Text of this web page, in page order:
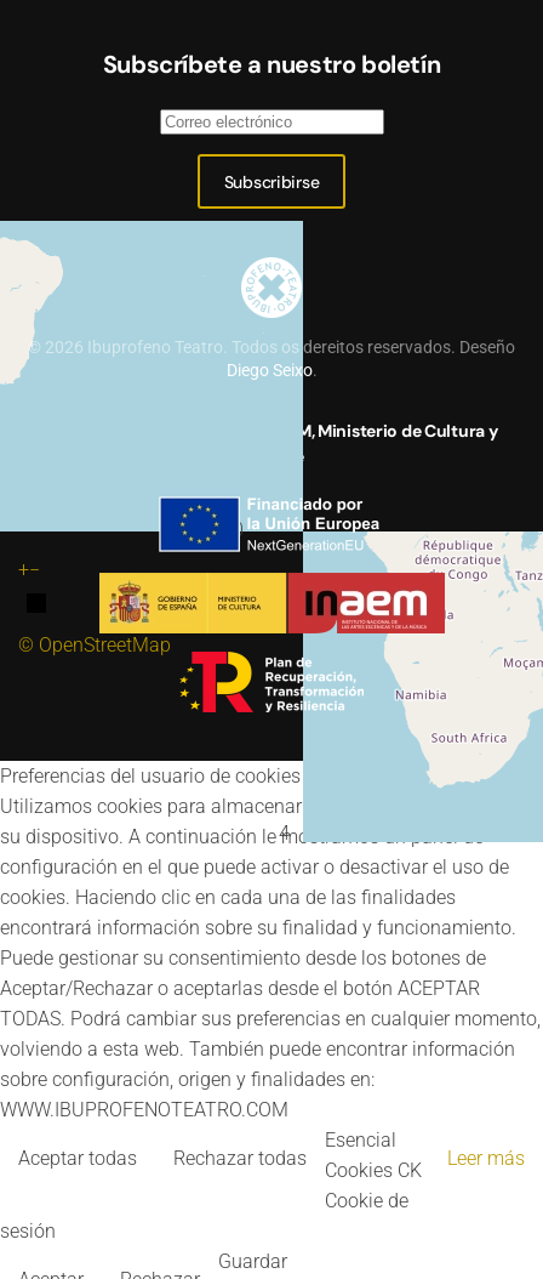
4
30
+−
© OpenStreetMap
Subscríbete a nuestro boletín
Subscribirse
© 2026 Ibuprofeno Teatro. Todos os dereitos reservados. Deseño
Diego Seixo.
Proyecto financiado por el INAEM, Ministerio de Cultura y
Deporte
Preferencias del usuario de cookies
Utilizamos cookies para almacenar y acceder a información en
su dispositivo. A continuación le mostramos un panel de
configuración en el que puede activar o desactivar el uso de
cookies. Haciendo clic en cada una de las finalidades
encontrará información sobre su finalidad y funcionamiento.
Puede gestionar su consentimiento desde los botones de
Aceptar/Rechazar o aceptarlas desde el botón ACEPTAR
TODAS. Podrá cambiar sus preferencias en cualquier momento,
volviendo a esta web. También puede encontrar información
sobre configuración, origen y finalidades en:
WWW.IBUPROFENOTEATRO.COM
Aceptar todas Rechazar todas Leer más
Esencial
Cookies CK
Cookie de
sesión
Guardar